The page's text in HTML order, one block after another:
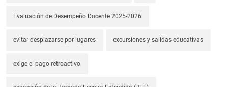
Evaluación de Desempeño Docente 2025-2026
evitar desplazarse por lugares excursiones y salidas educativas
exige el pago retroactivo